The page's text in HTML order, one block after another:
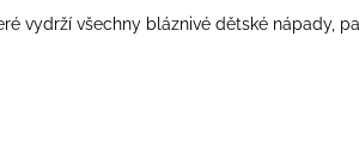
vydrží všechny bláznivé dětské nápady,